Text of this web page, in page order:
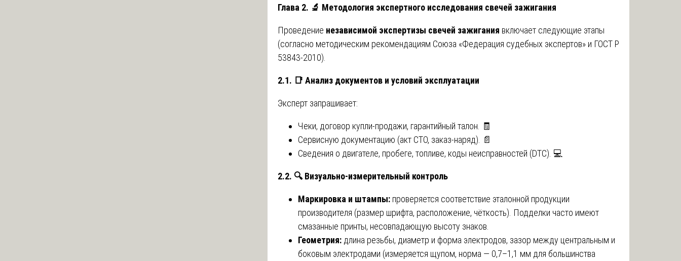
Глава 2. 🔬 Методология экспертного исследования свечей зажигания
Проведение независимой экспертизы свечей зажигания включает следующие этапы
(согласно методическим рекомендациям Союза «Федерация судебных экспертов» и ГОСТ Р
53843-2010).
2.1. 📑 Анализ документов и условий эксплуатации
Эксперт запрашивает:
Чеки, договор купли-продажи, гарантийный талон. 🧾
Сервисную документацию (акт СТО, заказ-наряд). 📄
Сведения о двигателе, пробеге, топливе, коды неисправностей (DTC). 💻
2.2. 🔍Визуально-измерительный контроль
Маркировка и штампы: проверяется соответствие эталонной продукции
производителя (размер шрифта, расположение, чёткость). Подделки часто имеют
смазанные принты, несовпадающую высоту знаков.
Геометрия: длина резьбы, диаметр и форма электродов, зазор между центральным и
боковым электродами (измеряется щупом, норма — 0,7–1,1 мм для большинства